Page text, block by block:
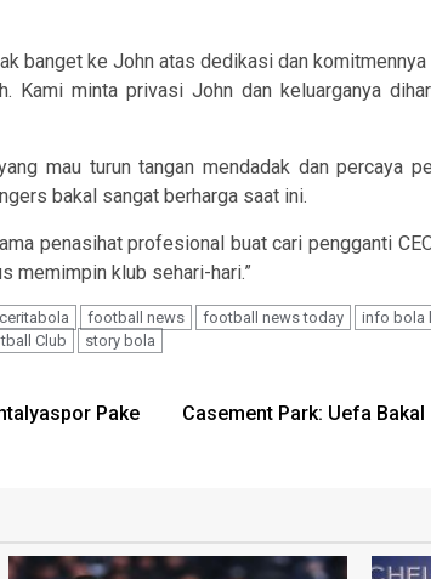
banget ke John atas dedikasi dan
Kami minta privasi John dan keluarganya
mau turun tangan mendadak dan percaya
bakal sangat berharga saat ini.
penasihat profesional buat cari pengganti
memimpin klub sehari-hari.”
ceritabola football news football news today info bola
Club story bola
Pake
Casement Park: Uefa